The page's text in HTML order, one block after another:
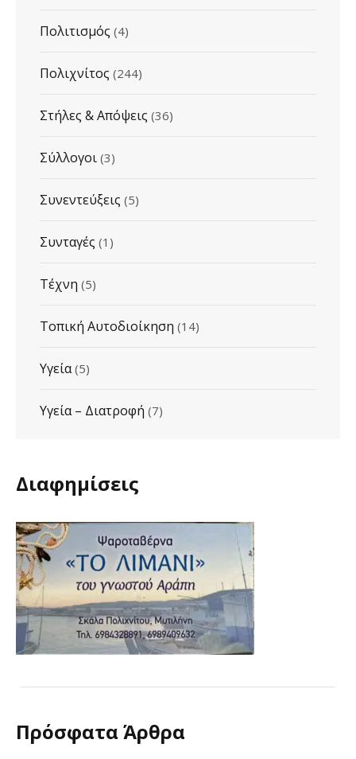
Πολιτισμός (4)
Πολιχνίτος (244)
Στήλες & Απόψεις (36)
Σύλλογοι (3)
Συνεντεύξεις (5)
Συνταγές (1)
Τέχνη (5)
Τοπική Αυτοδιοίκηση (14)
Υγεία(5)
Υγεία – Διατροφή (7)
Διαφημίσεις
Πρόσφατα Άρθρα